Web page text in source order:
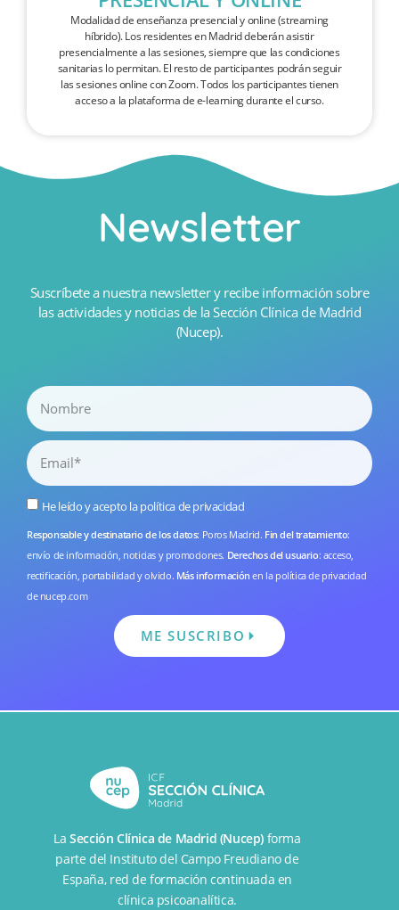
Modalidad de enseñanza presencial y online (streaming
híbrido). Los residentes en Madrid deberán asistir
presencialmente a las sesiones, siempre que las condiciones
sanitarias lo permitan. El resto de participantes podrán seguir
las sesiones online con Zoom. Todos los participantes tienen
acceso a la plataforma de e-learning durante el curso.
Newsletter
Suscríbete a nuestra newsletter y recibe información sobre
las actividades y noticias de la Sección Clínica de Madrid
(Nucep).
He leído y acepto lapolítica de privacidad
Responsable y destinatario de los datos: Poros Madrid. Fin del tratamiento:
envío de información, noticias y promociones. Derechos del usuario: acceso,
rectificación, portabilidad y olvido. Más información en la política de privacidad
de nucep.com
ME SUSCRIBO
LaSección Clínica de Madrid (Nucep) forma
parte del Instituto del Campo Freudiano de
España, red de formación continuada en
clínica psicoanalítica.